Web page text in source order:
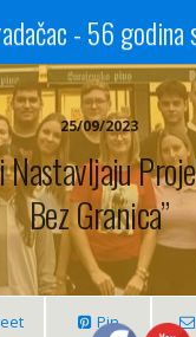
25/09/2023
Nastavljaju
Bez Granica”
Pin